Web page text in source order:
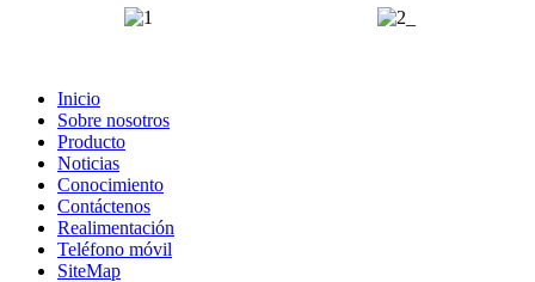
Inicio
Sobre nosotros
Producto
Noticias
Conocimiento
Contáctenos
Realimentación
Teléfono móvil
SiteMap